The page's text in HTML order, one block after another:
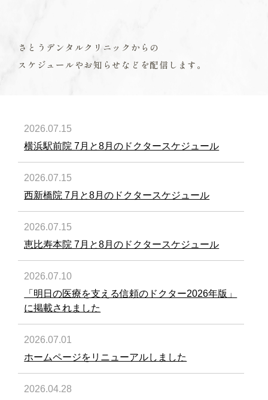
さとうデンタルクリニックからの
スケジュールやお知らせなどを配信します。
2026.07.15
横浜駅前院 7月と8月のドクタースケジュール
2026.07.15
西新橋院 7月と8月のドクタースケジュール
2026.07.15
恵比寿本院 7月と8月のドクタースケジュール
2026.07.10
「明日の医療を支える信頼のドクター2026年版」
に掲載されました
2026.07.01
ホームページをリニューアルしました
2026.04.28